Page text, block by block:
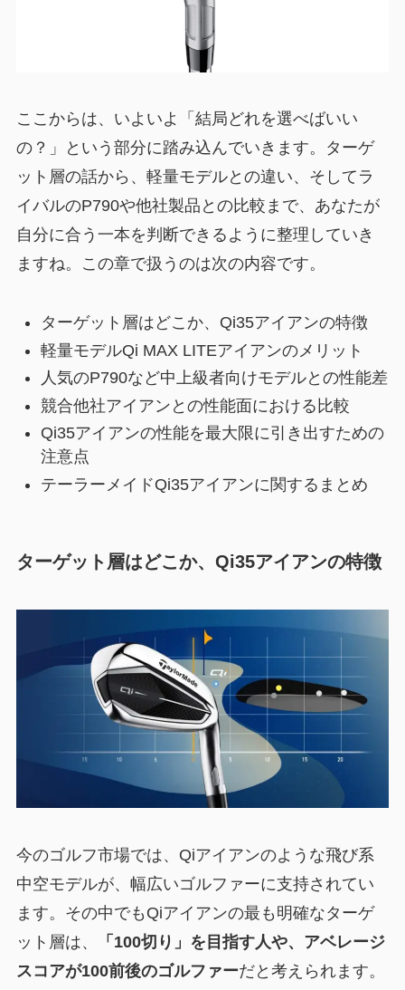
ここからは、いよいよ「結局どれを選べばいい
の？」という部分に踏み込んでいきます。ターゲ
ット層の話から、軽量モデルとの違い、そしてラ
イバルのP790や他社製品との比較まで、あなたが
自分に合う一本を判断できるように整理していき
ますね。この章で扱うのは次の内容です。
ターゲット層はどこか、Qi35アイアンの特徴
軽量モデルQi MAX LITEアイアンのメリット
人気のP790など中上級者向けモデルとの性能差
競合他社アイアンとの性能面における比較
Qi35アイアンの性能を最大限に引き出すための
注意点
テーラーメイドQi35アイアンに関するまとめ
ターゲット層はどこか、Qi35アイアンの特徴
今のゴルフ市場では、Qiアイアンのような飛び系
中空モデルが、幅広いゴルファーに支持されてい
ます。その中でもQiアイアンの最も明確なターゲ
ット層は、
「100切り」を目指す人や、アベレージ
スコアが100前後のゴルファーだと考えられます。